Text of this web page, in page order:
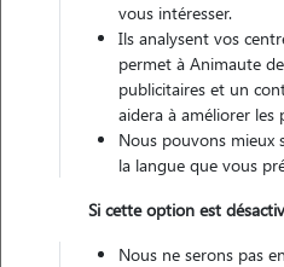
Gardes réalisées
L'envoi d'une demande
vous intéresser.
Ils analysent vos
permet à Animaute
publicitaires et un
aidera à améliorer les
Nous pouvons mieux
la langue que vous
Si cette option est
Nous ne serons pas